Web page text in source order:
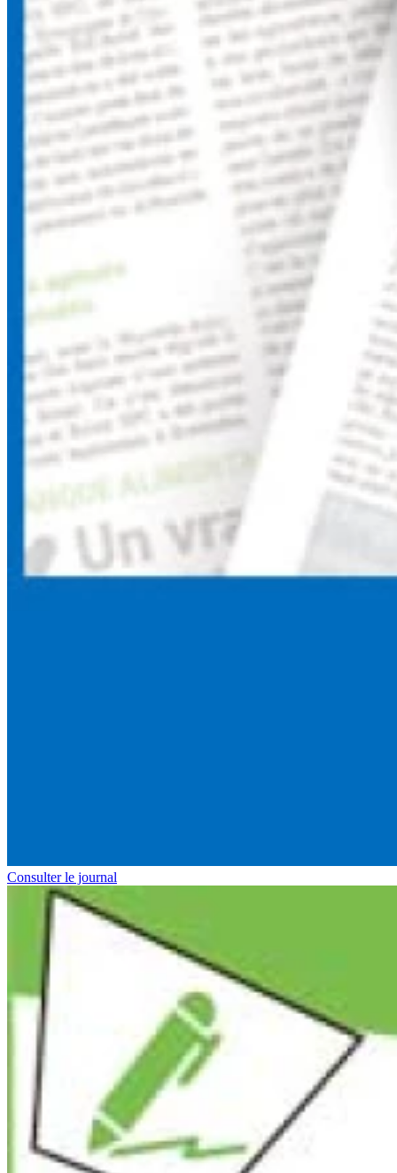
Consulter le journal